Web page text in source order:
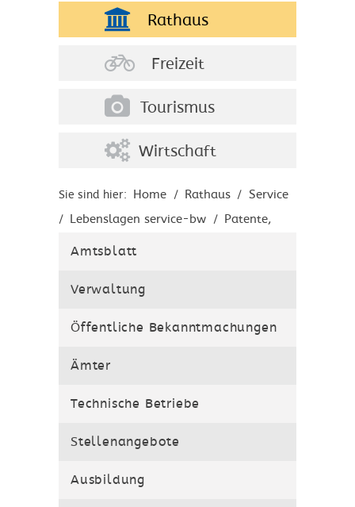
Rathaus
Freizeit
Tourismus
Wirtschaft
Sie sind hier: Home / Rathaus / Service
/ Lebenslagen service-bw / Patente,
Marken, Ideentransfer
Amtsblatt
Verwaltung
Öffentliche Bekanntmachungen
Ämter
Technische Betriebe
Stellenangebote
Ausbildung